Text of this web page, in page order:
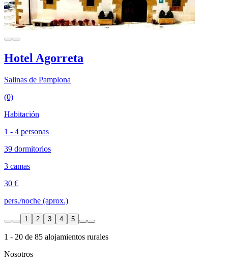
Hotel Agorreta
Salinas de Pamplona
(0)
Habitación
1 - 4 personas
39 dormitorios
3 camas
30 €
pers./noche (aprox.)
1 2 3 4 5
1 - 20 de 85 alojamientos rurales
Nosotros